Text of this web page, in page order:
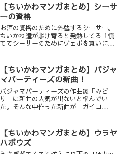
【ちいかわマンガまとめ】シーサ
ーの資格
お酒の資格のために外勉するシーサー。
ちいかわ達が駆け寄ると発熱してる！慌
ててシーサーのためにヴェポを買いに行
【ちいかわマンガまとめ】パジャ
マパーティーズの新曲！
パジャマパーティーズの作曲家「みど
り」は新曲の人気が出ないと悩んでい
た。そんな中作った新曲が「ガイコ
は・・・
【ちいかわマンガまとめ】ウラヤ
ハボウズ